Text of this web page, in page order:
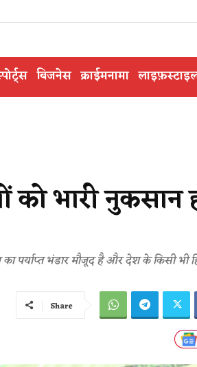
बिजनेस क्राईमनामा
भारी नुकसान
का पर्याप्त भंडार मौजूद है और देश के किसी भी
Share